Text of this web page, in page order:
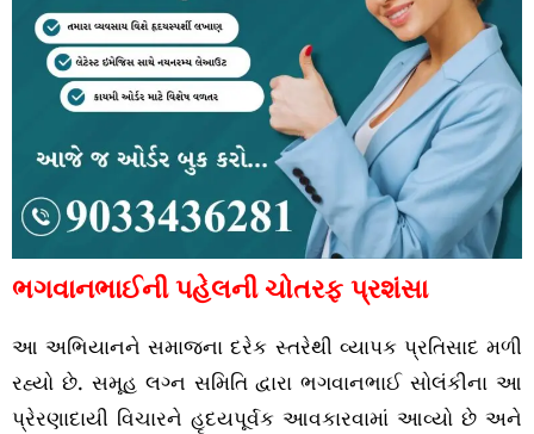
ભગવાનભાઈની પહેલની ચોતરફ પ્રશંસા
આ અભિયાનને સમાજના દરેક સ્તરેથી વ્યાપક પ્રતિસાદ મળી
રહ્યો છે. સમૂહ લગ્ન સમિતિ દ્વારા ભગવાનભાઈ સોલંકીના આ
પ્રેરણાદાયી વિચારને હૃદયપૂર્વક આવકારવામાં આવ્યો છે અને